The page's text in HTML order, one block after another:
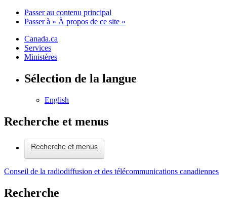
Passer au contenu principal
Passer à « À propos de ce site »
Canada.ca
Services
Ministères
Sélection de la langue
English
Recherche et menus
Recherche et menus
Conseil de la radiodiffusion et des télécommunications canadiennes
Recherche